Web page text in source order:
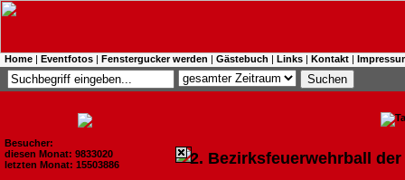
Home | Eventfotos | Fenstergucker werden | Gästebuch | Links | Kontakt |
Besucher:
diesen Monat: 9833020
letzten Monat: 15503886
2. Bezirksfeuerwehrball